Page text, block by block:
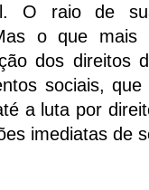
O raio de
o que
dos direitos
sociais,
a luta por
imediatas de